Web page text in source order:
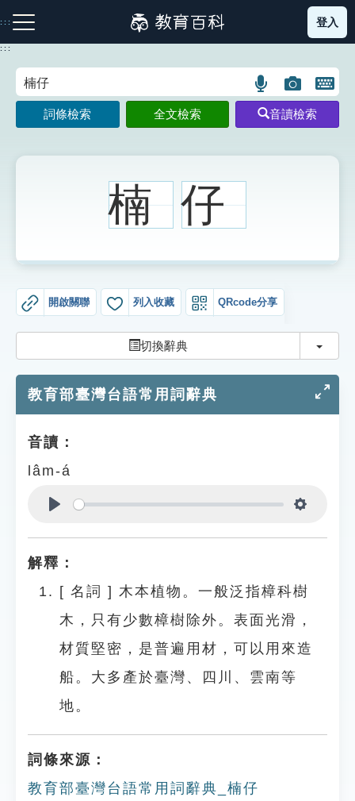
到
主
:::
注音索引圖示 筆畫索引圖示 部首索引表圖示
生字詞彙表
知識索引
遊戲專區
貓頭鷹博士
登入
:::
語
言
搜
圖
片
搜
開
鍵
圖
詞條檢索 全文檢索 音讀檢索
楠 仔
開啟關聯 列入收藏 QRcode分享
切換辭典 切換
教育部臺灣台語常用詞辭典
音讀：
lâm-á
解釋：
[ 名詞 ] 木本植物。一般泛指樟科樹
木，只有少數樟樹除外。表面光滑，
材質堅密，是普遍用材，可以用來造
船。大多產於臺灣、四川、雲南等
地。
詞條來源：
教育部臺灣台語常用詞辭典_楠仔